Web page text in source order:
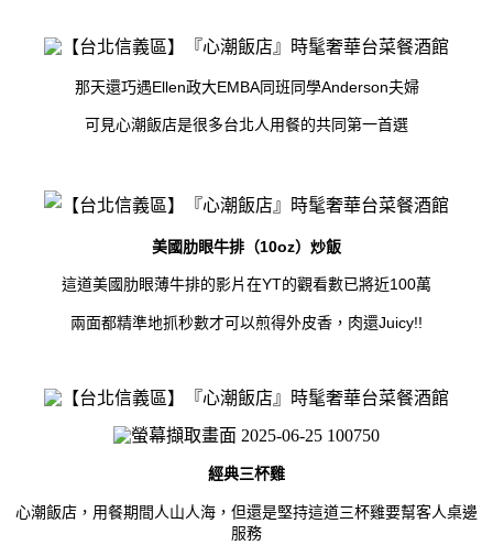
那天還巧遇Ellen政大EMBA同班同學Anderson夫婦
可見心潮飯店是很多台北人用餐的共同第一首選
美國肋眼牛排（10oz）炒飯
這道美國肋眼薄牛排的影片在YT的觀看數已將近100萬
兩面都精準地抓秒數才可以煎得外皮香，肉還Juicy!!
經典三杯雞
心潮飯店，用餐期間人山人海，但還是堅持這道三杯雞要幫客人桌邊
服務